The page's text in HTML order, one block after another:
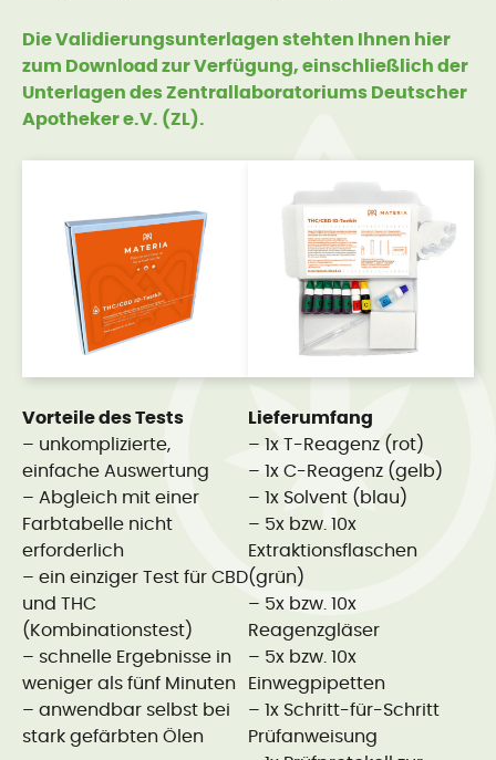
Die Validierungsunterlagen stehten Ihnen hier
zum Download zur Verfügung, einschließlich der
Unterlagen des Zentrallaboratoriums Deutscher
Apotheker e.V. (ZL).
Vorteile des Tests
– unkomplizierte,
einfache Auswertung
– Abgleich mit einer
Farbtabelle nicht
erforderlich
– ein einziger Test für CBD
und THC
(Kombinationstest)
– schnelle Ergebnisse in
weniger als fünf Minuten
– anwendbar selbst bei
stark gefärbten Ölen
Lieferumfang
– 1x T-Reagenz (rot)
– 1x C-Reagenz (gelb)
– 1x Solvent (blau)
– 5x bzw. 10x
Extraktionsflaschen
(grün)
– 5x bzw. 10x
Reagenzgläser
– 5x bzw. 10x
Einwegpipetten
– 1x Schritt-für-Schritt
Prüfanweisung